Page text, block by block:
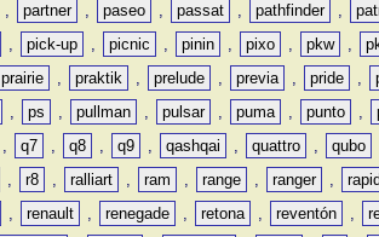
, partner , paseo , passat , pathfinder ,
, pick-up , picnic , pinin , pixo , pkw ,
prairie , praktik , prelude , previa , pride ,
, ps , pullman , pulsar , puma , punto ,
, q7 , q8 , q9 , qashqai , quattro , qubo
, r8 , ralliart , ram , range , ranger , rapid
, renault , renegade , retona , reventón ,